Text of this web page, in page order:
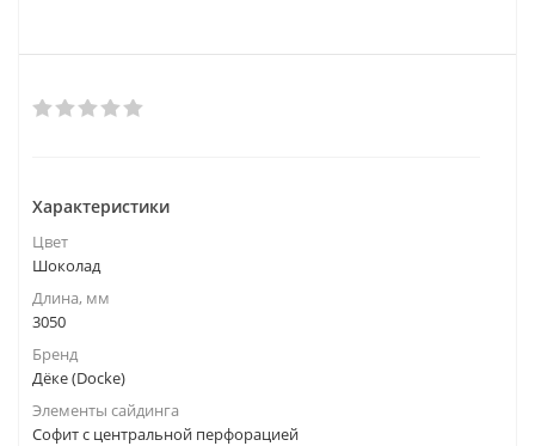
Характеристики
Цвет
Шоколад
Длина, мм
3050
Бренд
Дёке (Docke)
Элементы сайдинга
Софит с центральной перфорацией